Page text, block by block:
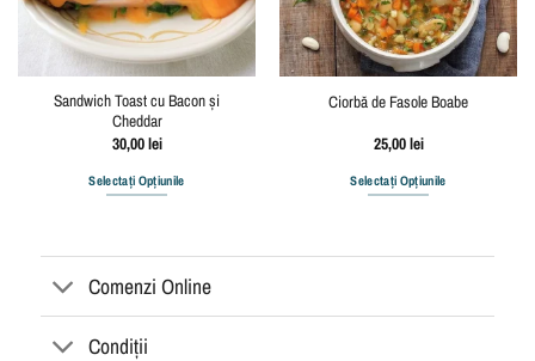
Sandwich Toast cu Bacon și
Cheddar
30,00lei
Selectați Opțiunile
Ciorbă de Fasole Boabe
25,00lei
Selectați Opțiunile
Comenzi Online
Condiții